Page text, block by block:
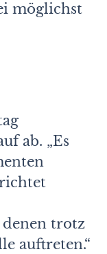
möglichst
ab. „Es
denen trotz
auftreten.“